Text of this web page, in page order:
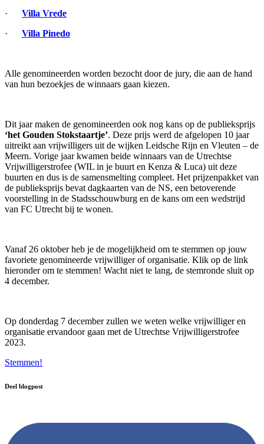
· Villa Vrede
· Villa Pinedo
Alle genomineerden worden bezocht door de jury, die aan de hand
van hun bezoekjes de winnaars gaan kiezen.
Dit jaar maken de genomineerden ook nog kans op de publieksprijs
‘het Gouden Stokstaartje’. Deze prijs werd de afgelopen 10 jaar
uitreikt aan vrijwilligers uit de wijken Leidsche Rijn en Vleuten – de
Meern. Vorige jaar kwamen beide winnaars van de Utrechtse
Vrijwilligerstrofee (WIL in je buurt en Kenza & Luca) uit deze
buurten en dus is de samensmelting compleet. Het prijzenpakket van
de publieksprijs bevat dagkaarten van de NS, een betoverende
voorstelling in de Stadsschouwburg en de kans om een wedstrijd
van FC Utrecht bij te wonen.
Vanaf 26 oktober heb je de mogelijkheid om te stemmen op jouw
favoriete genomineerde vrijwilliger of organisatie. Klik op de link
hieronder om te stemmen! Wacht niet te lang, de stemronde sluit op
4 december.
Op donderdag 7 december zullen we weten welke vrijwilliger en
organisatie ervandoor gaan met de Utrechtse Vrijwilligerstrofee
2023.
Stemmen!
Deel blogpost